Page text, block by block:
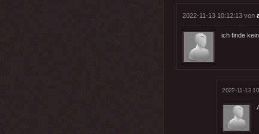
2022-11-13 10:12:13 von
ich finde
2022-11-13